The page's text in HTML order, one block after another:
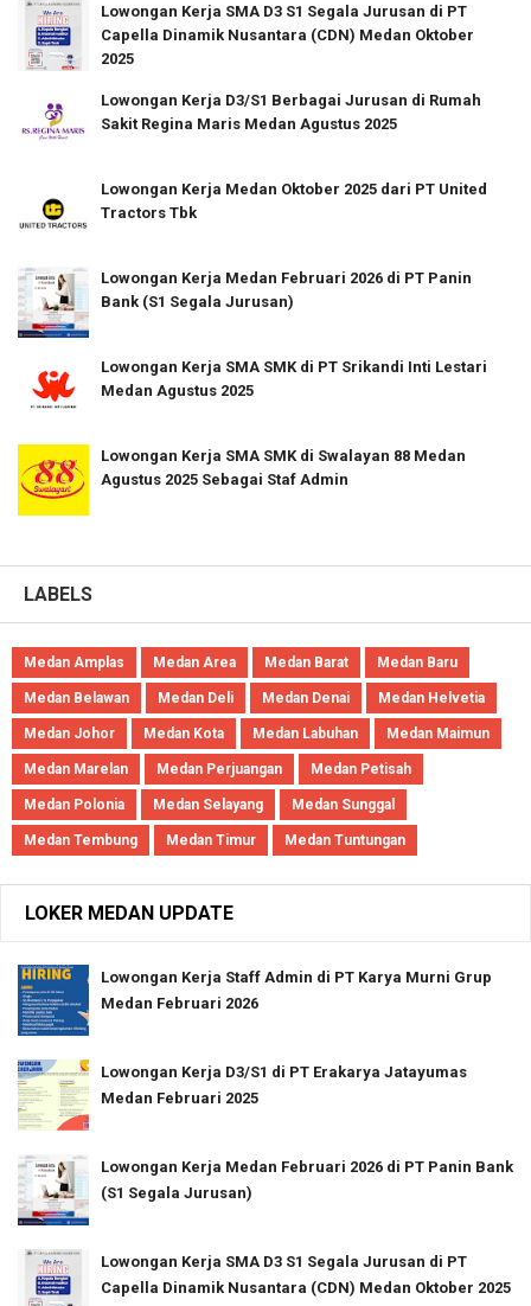
Lowongan Kerja SMA D3 S1 Segala Jurusan di PT
Capella Dinamik Nusantara (CDN) Medan Oktober
2025
Lowongan Kerja D3/S1 Berbagai Jurusan di Rumah
Sakit Regina Maris Medan Agustus 2025
Lowongan Kerja Medan Oktober 2025 dari PT United
Tractors Tbk
Lowongan Kerja Medan Februari 2026 di PT Panin
Bank (S1 Segala Jurusan)
Lowongan Kerja SMA SMK di PT Srikandi Inti Lestari
Medan Agustus 2025
Lowongan Kerja SMA SMK di Swalayan 88 Medan
Agustus 2025 Sebagai Staf Admin
LABELS
Medan Amplas Medan Area Medan Barat Medan Baru
Medan Belawan Medan Deli Medan Denai Medan Helvetia
Medan Johor Medan Kota Medan Labuhan Medan Maimun
Medan Marelan Medan Perjuangan Medan Petisah
Medan Polonia Medan Selayang Medan Sunggal
Medan Tembung Medan Timur Medan Tuntungan
LOKER MEDAN UPDATE
Lowongan Kerja Staff Admin di PT Karya Murni Grup
Medan Februari 2026
Lowongan Kerja D3/S1 di PT Erakarya Jatayumas
Medan Februari 2025
Lowongan Kerja Medan Februari 2026 di PT Panin Bank
(S1 Segala Jurusan)
Lowongan Kerja SMA D3 S1 Segala Jurusan di PT
Capella Dinamik Nusantara (CDN) Medan Oktober 2025